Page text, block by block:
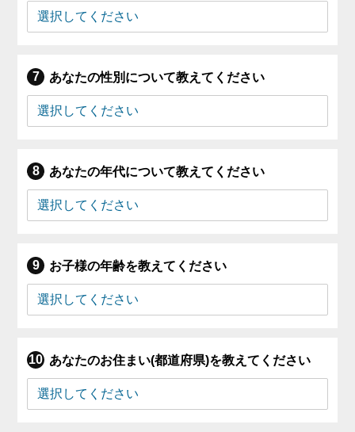
あなたの性別について教えてください
あなたの年代について教えてください
お子様の年齢を教えてください
あなたのお住まい(都道府県)を教えてください